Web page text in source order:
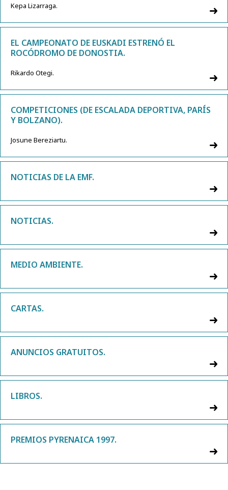
Kepa Lizarraga.
EL CAMPEONATO DE EUSKADI ESTRENÓ EL
ROCÓDROMO DE DONOSTIA.
Rikardo Otegi.
COMPETICIONES (DE ESCALADA DEPORTIVA, PARÍS
Y BOLZANO).
Josune Bereziartu.
NOTICIAS DE LA EMF.
NOTICIAS.
MEDIO AMBIENTE.
CARTAS.
ANUNCIOS GRATUITOS.
LIBROS.
PREMIOS PYRENAICA 1997.